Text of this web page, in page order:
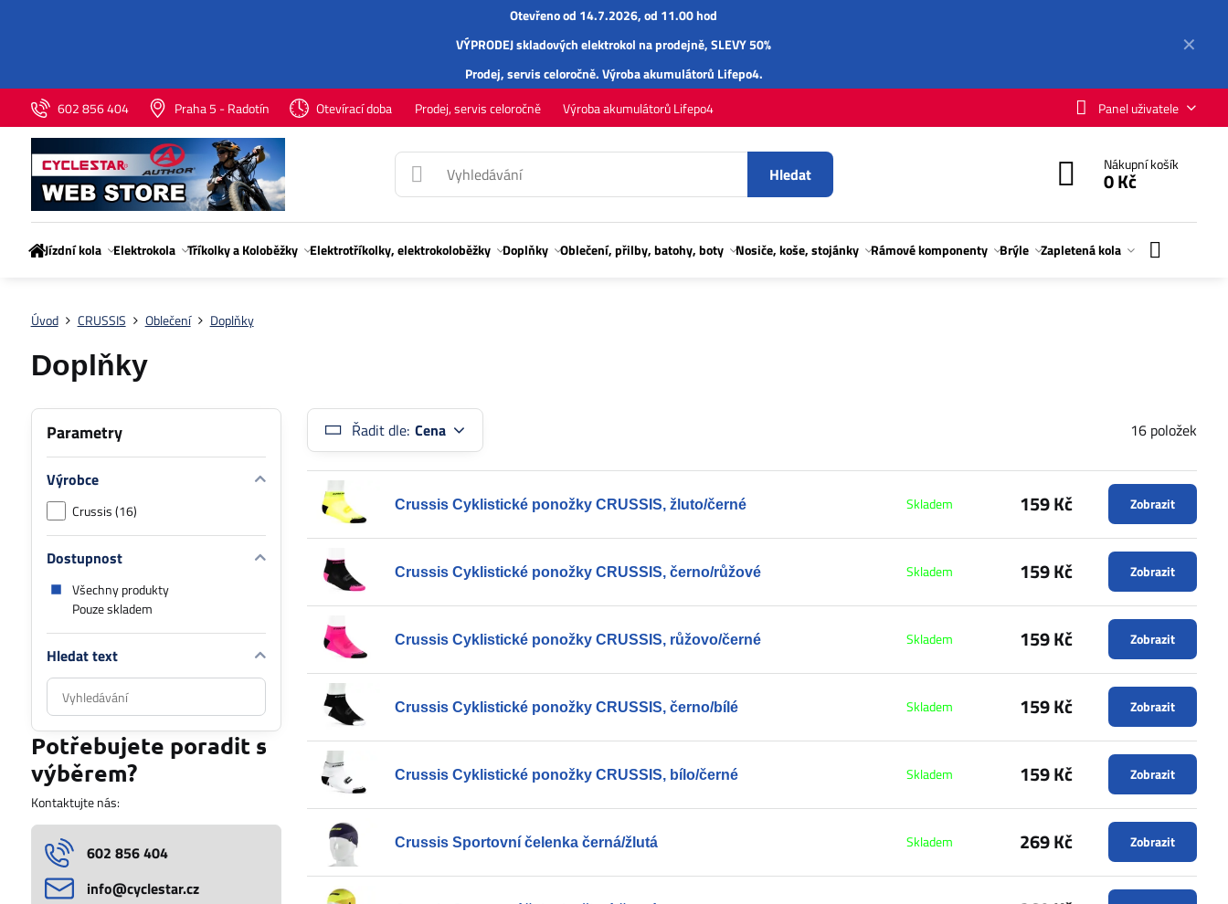
✕
Otevřeno od 14.7.2026, od 11.00 hod
VÝPRODEJ skladových elektrokol na prodejně, SLEVY 50%
Prodej,servisceloročně.Výroba akumulátorů Lifepo4.
602 856 404
Praha 5 - Radotín Otevírací doba Prodej, servis celoročně Výroba akumulátorů Lifepo4 Panel uživatele
Hledat Nákupní košík
0 Kč
Jízdní kola Elektrokola Tříkolky a Koloběžky Elektrotříkolky, elektrokoloběžky Doplňky Oblečení, přilby, batohy, boty Nosiče, koše, stojánky Rámové komponenty Brýle Zapletená kola
Úvod CRUSSIS Oblečení Doplňky
Doplňky
Řadit dle: Cena 16 položek
Crussis Cyklistické ponožky CRUSSIS, žluto/černé Skladem 159 Kč Zobrazit
Crussis Cyklistické ponožky CRUSSIS, černo/růžové Skladem 159 Kč Zobrazit
Crussis Cyklistické ponožky CRUSSIS, růžovo/černé Skladem 159 Kč Zobrazit
Crussis Cyklistické ponožky CRUSSIS, černo/bílé Skladem 159 Kč Zobrazit
Crussis Cyklistické ponožky CRUSSIS, bílo/černé Skladem 159 Kč Zobrazit
Crussis Sportovní čelenka černá/žlutá Skladem 269 Kč Zobrazit
Parametry
Výrobce
Crussis (16)
Dostupnost
Všechny produkty
Pouze skladem
Hledat text
Prohledat
výsledky
filtru
fulltextem
Potřebujete poradit s
výběrem?
Kontaktujte nás:
602 856 404
info​@cyclestar​.cz